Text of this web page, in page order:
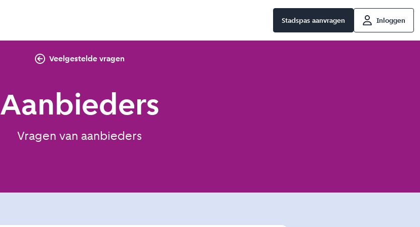
Stadspas aanvragen Inloggen
Veelgestelde vragen
Aanbieders
Vragen van aanbieders